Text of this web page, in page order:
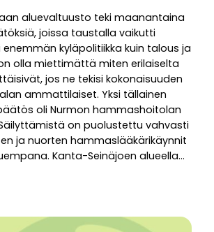
aluevaltuusto teki maanantaina
joissa taustalla vaikutti
kyläpolitiikka kuin talous ja
olla miettimättä miten erilaiselta
jos ne tekisi kokonaisuuden
ammattilaiset. Yksi tällainen
oli Nurmon hammashoitolan
on puolustettu vahvasti
ja nuorten hammaslääkärikäynnit
Kanta-Seinäjoen alueella…